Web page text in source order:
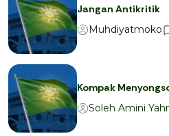
Jangan Antikritik
Muhdiyatmoko
Kompak
Soleh Amini